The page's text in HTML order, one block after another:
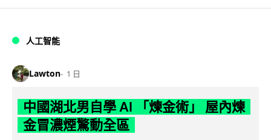
人工智能
Lawton 1 日
中國湖北男自學 AI 「煉金術」 屋內煉
金冒濃煙驚動全區